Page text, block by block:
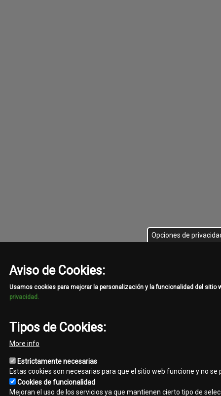
Opciones de
Aviso de Cookies:
Usamos cookies para mejorar la personalización y la funcionalidad del sitio
privacidad.
Tipos de Cookies:
More info
Estrictamente necesarias
Estas cookies son necesarias para que el sitio web funcione y no
Cookies de funcionalidad
Mejoran el uso de los servicios ya que mantienen cierto tipo de